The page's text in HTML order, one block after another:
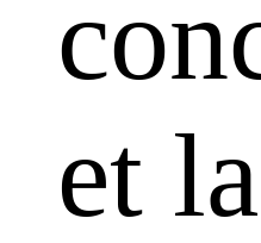
et la